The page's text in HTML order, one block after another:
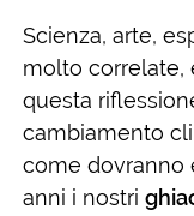
Scienza, arte,
molto correlate,
questa
cambiamento
come dovranno
anni i nostri